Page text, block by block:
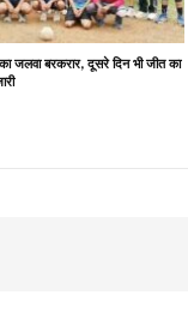
जलवा बरकरार, दूसरे दिन भी जीत का